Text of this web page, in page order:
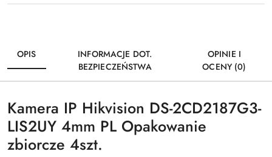
OPIS
INFORMACJE DOT.
BEZPIECZEŃSTWA
OPINIE I
OCENY (0)
Kamera IP Hikvision DS-2CD2187G3-
LIS2UY 4mm PL Opakowanie
zbiorcze 4szt.